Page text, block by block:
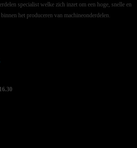
specialist welke zich inzet om een hoge, snelle en
het produceren van machineonderdelen.